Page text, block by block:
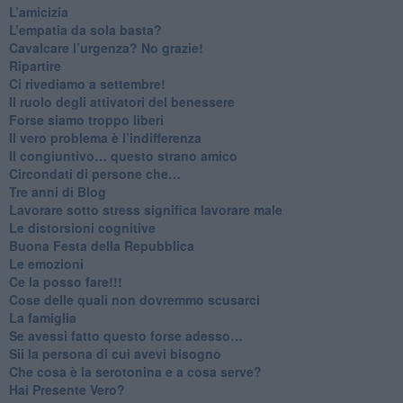
​L’amicizia
​L’empatia da sola basta?
​Cavalcare l’urgenza? No grazie!
Ripartire
​Ci rivediamo a settembre!
​Il ruolo degli attivatori del benessere
​Forse siamo troppo liberi
​Il vero problema è l’indifferenza
​Il congiuntivo… questo strano amico
​Circondati di persone che…
​Tre anni di Blog
​Lavorare sotto stress significa lavorare male
​Le distorsioni cognitive
​Buona Festa della Repubblica
Le emozioni
​Ce la posso fare!!!
​Cose delle quali non dovremmo scusarci
​La famiglia
​Se avessi fatto questo forse adesso…
​Sii la persona di cui avevi bisogno
Che cosa è la serotonina e a cosa serve?
​Hai Presente Vero?